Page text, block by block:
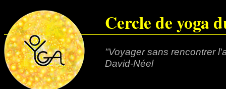
Cercle de yoga
"Voyager sans rencontrer
David-Néel